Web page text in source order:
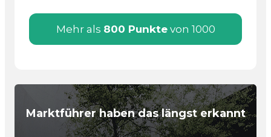
Mehr als 800 Punktevon 1000
Marktführer haben das längst erkannt